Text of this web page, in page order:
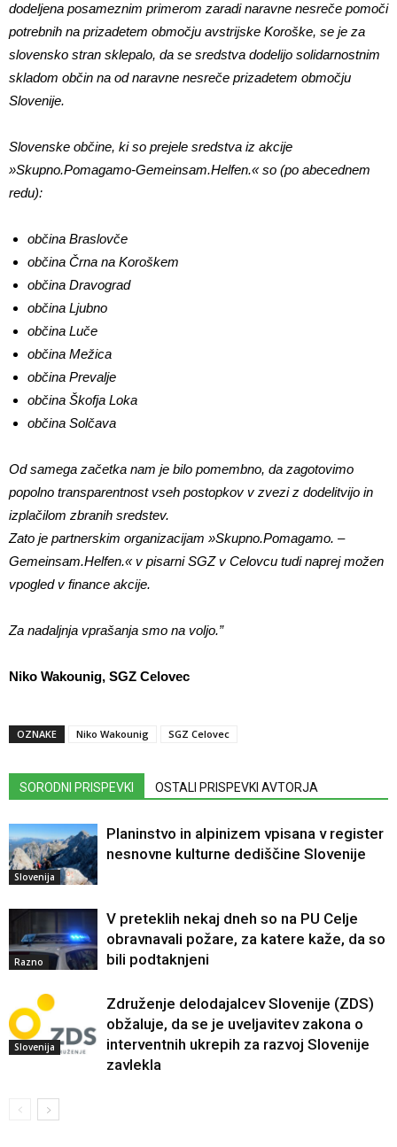
dodeljena posameznim primerom zaradi naravne nesreče pomoči
potrebnih na prizadetem območju avstrijske Koroške, se je za
slovensko stran sklepalo, da se sredstva dodelijo solidarnostnim
skladom občin na od naravne nesreče prizadetem območju
Slovenije.
Slovenske občine, ki so prejele sredstva iz akcije
»Skupno.Pomagamo-Gemeinsam.Helfen.« so (po abecednem
redu):
občina Braslovče
občina Črna na Koroškem
občina Dravograd
občina Ljubno
občina Luče
občina Mežica
občina Prevalje
občina Škofja Loka
občina Solčava
Od samega začetka nam je bilo pomembno, da zagotovimo
popolno transparentnost vseh postopkov v zvezi z dodelitvijo in
izplačilom zbranih sredstev.
Zato je partnerskim organizacijam »Skupno.Pomagamo. –
Gemeinsam.Helfen.« v pisarni SGZ v Celovcu tudi naprej možen
vpogled v finance akcije.
Za nadaljnja vprašanja smo na voljo.”
Niko Wakounig, SGZ Celovec
OZNAKE Niko Wakounig SGZ Celovec
SORODNI PRISPEVKI OSTALI PRISPEVKI AVTORJA
Slovenija
Planinstvo in alpinizem vpisana v register
nesnovne kulturne dediščine Slovenije
Razno
V preteklih nekaj dneh so na PU Celje
obravnavali požare, za katere kaže, da so
bili podtaknjeni
Slovenija
Združenje delodajalcev Slovenije (ZDS)
obžaluje, da se je uveljavitev zakona o
interventnih ukrepih za razvoj Slovenije
zavlekla